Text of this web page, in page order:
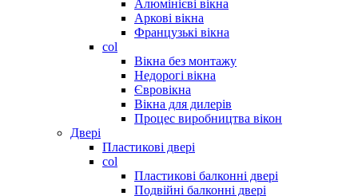
Алюмінієві вікна
Аркові вікна
Французькі вікна
col
Вікна без монтажу
Недорогі вікна
Євровікна
Вікна для дилерів
Процес виробництва вікон
Двері
Пластикові двері
col
Пластикові балконні двері
Подвійні балконні двері